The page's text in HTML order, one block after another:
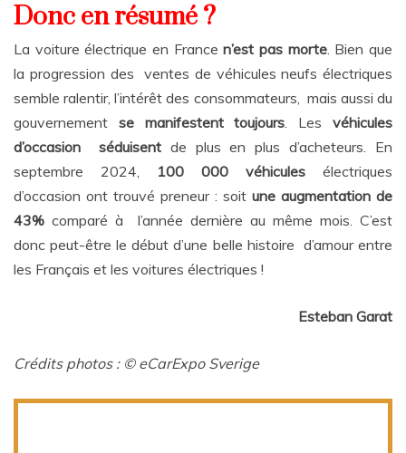
Donc en résumé ?
La voiture électrique en Francen’est pas morte. Bien que
la progression des ventes de véhicules neufs électriques
semble ralentir, l’intérêt des consommateurs, mais aussi du
gouvernement se manifestent toujours. Lesvéhicules
d’occasion séduisent de plus en plus d’acheteurs. En
septembre 2024, 100 000 véhicules électriques
d’occasion ont trouvé preneur : soit une augmentation de
43% comparé à l’année dernière au même mois. C’est
donc peut-être le début d’une belle histoire d’amour entre
les Français et les voitures électriques !
Esteban Garat
Crédits photos : © eCarExpo Sverige